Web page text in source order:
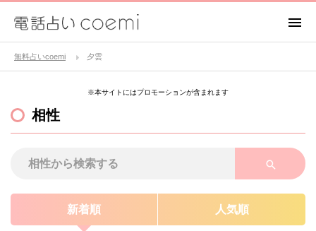
無料占いcoemi 夕雲
※本サイトにはプロモーションが含まれます
相性
新着順 人気順